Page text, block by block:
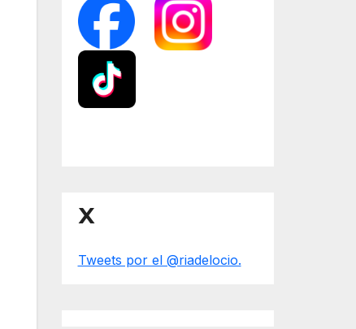
X
Tweets por el @riadelocio.